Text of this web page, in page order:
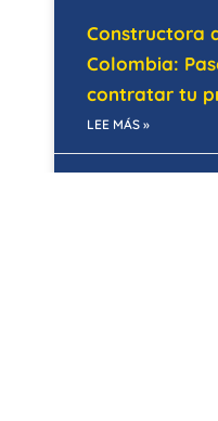
Constructora
Colombia:
contratar tu
LEE MÁS »
28/05/2026